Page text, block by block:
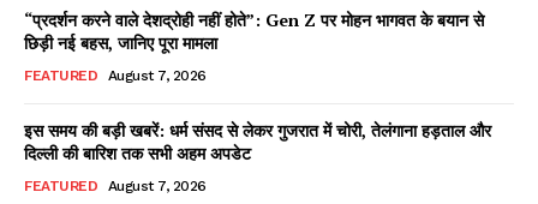
Facebook
X WhatsApp
Share
“प्रदर्शन करने वाले देशद्रोही नहीं होते”: Gen Z पर मोहन भागवत के बयान से
छिड़ी नई बहस, जानिए पूरा मामला
FEATURED August 7, 2026
इस समय की बड़ी खबरें: धर्म संसद से लेकर गुजरात में चोरी, तेलंगाना हड़ताल और
दिल्ली की बारिश तक सभी अहम अपडेट
FEATURED August 7, 2026